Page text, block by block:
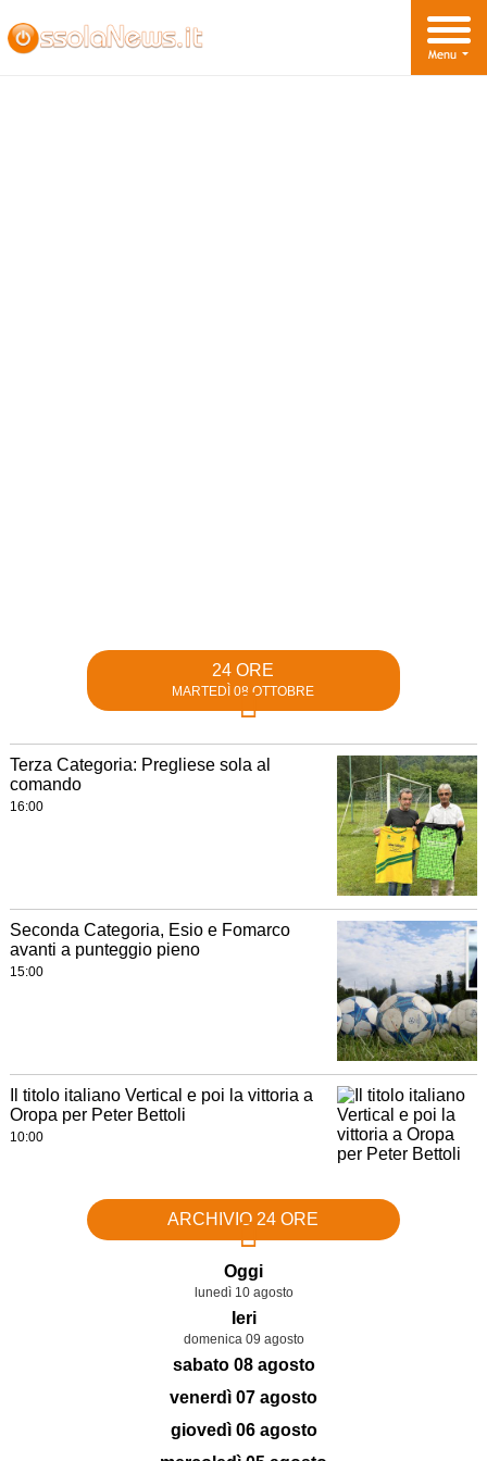
24 ORE
MARTEDÌ 08 OTTOBRE
Terza Categoria: Pregliese sola al
comando
16:00
Seconda Categoria, Esio e Fomarco
avanti a punteggio pieno
15:00
Il titolo italiano Vertical e poi la vittoria a
Oropa per Peter Bettoli
10:00
ARCHIVIO 24 ORE
Oggi
lunedì 10 agosto
Ieri
domenica 09 agosto
sabato 08 agosto
venerdì 07 agosto
giovedì 06 agosto